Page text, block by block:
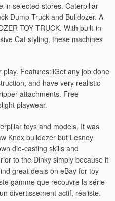
in selected stores. Caterpillar
Dump Truck and Bulldozer. A
TOY TRUCK. With built-in
Cat styling, these machines
Features:liGet any job done
and have very realistic
attachments. Free
playwear.
toys and models. It was
Knox bulldozer but Lesney
die-casting skills and
to the Dinky simply because it
great deals on eBay for toy
gamme que recouvre la série
divertissement actif, réaliste.